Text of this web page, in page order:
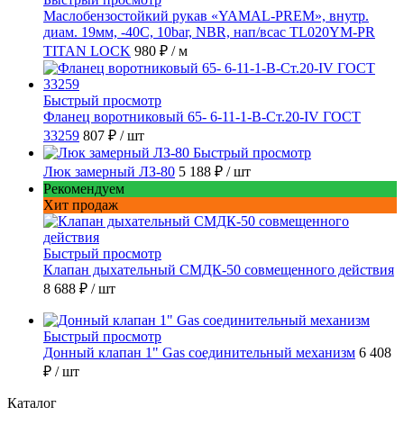
Маслобензостойкий рукав «YAMAL-PREM», внутр.
диам. 19мм, -40C, 10bar, NBR, нап/всас TL020YM-PR
TITAN LOCK 980 ₽ / м
Быстрый просмотр
Фланец воротниковый 65- 6-11-1-B-Ст.20-IV ГОСТ
33259 807 ₽ / шт
Быстрый просмотр
Люк замерный ЛЗ-80 5 188 ₽ / шт
Рекомендуем
Хит продаж
Быстрый просмотр
Клапан дыхательный СМДК-50 совмещенного действия
8 688 ₽ / шт
Быстрый просмотр
Донный клапан 1" Gas соединительный механизм 6 408
₽ / шт
Каталог